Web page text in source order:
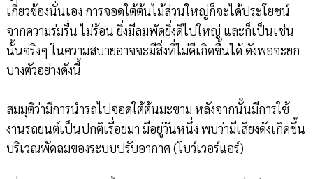
เกี่ยวข้องนั่นเอง การจอดใต้ต้นไม้ส่วนใหญ่ก็จะได้ประโยชน์
จากความร่มรื่น ไม่ร้อน ยิ่งมีลมพัดยิ่งดีไปใหญ่ และก็เป็นเช่น
นั้นจริงๆ ในความสบายอาจจะมีสิ่งที่ไม่ดีเกิดขึ้นได้ ดังพอจะยก
บางตัวอย่างดังนี้
สมมุติว่ามีการนำรถไปจอดใต้ต้นมะขาม หลังจากนั้นมีการใช้
งานรถยนต์เป็นปกติเรื่อยมา มีอยู่วันหนึ่ง พบว่ามีเสียงดังเกิดขึ้น
บริเวณพัดลมของระบบปรับอากาศ (โบว์เวอร์แอร์)